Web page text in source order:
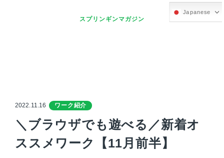
Japanese
スプリンギンマガジン
2022.11.16 ワーク紹介
＼ブラウザでも遊べる／新着オ
ススメワーク【11月前半】